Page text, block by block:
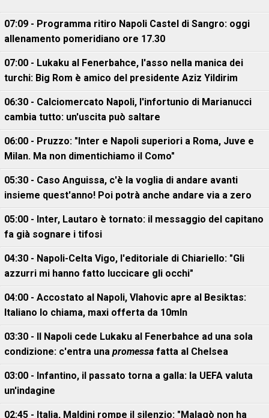
07:09 - Programma ritiro Napoli Castel di Sangro: oggi
allenamento pomeridiano ore 17.30
07:00 - Lukaku al Fenerbahce, l'asso nella manica dei
turchi: Big Rom è amico del presidente Aziz Yildirim
06:30 - Calciomercato Napoli, l'infortunio di Marianucci
cambia tutto: un'uscita può saltare
06:00 - Pruzzo: "Inter e Napoli superiori a Roma, Juve e
Milan. Ma non dimentichiamo il Como"
05:30 - Caso Anguissa, c'è la voglia di andare avanti
insieme quest'anno! Poi potrà anche andare via a zero
05:00 - Inter, Lautaro è tornato: il messaggio del capitano
fa già sognare i tifosi
04:30 - Napoli-Celta Vigo, l'editoriale di Chiariello: "Gli
azzurri mi hanno fatto luccicare gli occhi"
04:00 - Accostato al Napoli, Vlahovic apre al Besiktas:
Italiano lo chiama, maxi offerta da 10mln
03:30 - Il Napoli cede Lukaku al Fenerbahce ad una sola
condizione: c'entra una promessa fatta al Chelsea
03:00 - Infantino, il passato torna a galla: la UEFA valuta
un'indagine
02:45 - Italia, Maldini rompe il silenzio: "Malagò non ha